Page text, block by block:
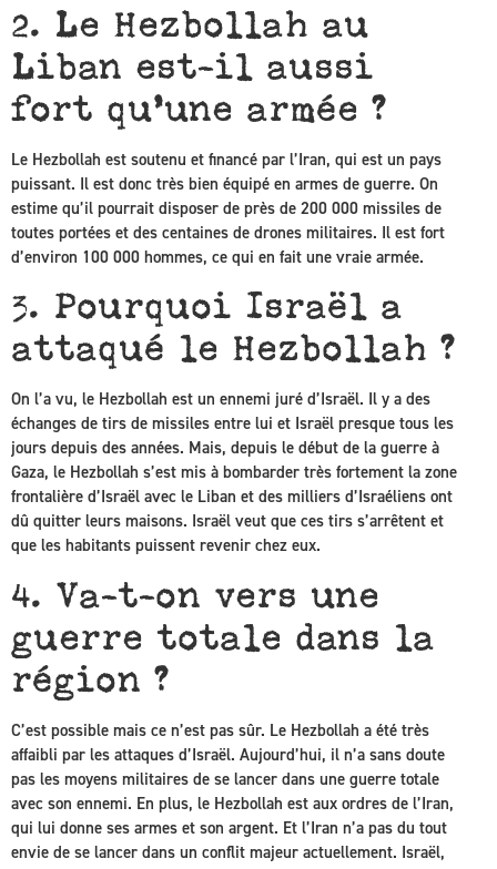
2. Le Hezbollah au
Liban est-il aussi
fort qu’une armée ?
Le Hezbollah est soutenu et financé par l’Iran, qui est un pays
puissant. Il est donc très bien équipé en armes de guerre. On
estime qu’il pourrait disposer de près de 200 000 missiles de
toutes portées et des centaines de drones militaires. Il est fort
d’environ 100 000 hommes, ce qui en fait une vraie armée.
3. Pourquoi Israël a
attaqué le Hezbollah ?
On l’a vu, le Hezbollah est un ennemi juré d’Israël. Il y a des
échanges de tirs de missiles entre lui et Israël presque tous les
jours depuis des années. Mais, depuis le début de la guerre à
Gaza, le Hezbollah s’est mis à bombarder très fortement la zone
frontalière d’Israël avec le Liban et des milliers d’Israéliens ont
dû quitter leurs maisons. Israël veut que ces tirs s’arrêtent et
que les habitants puissent revenir chez eux.
4. Va-t-on vers une
guerre totale dans la
région ?
C’est possible mais ce n’est pas sûr. Le Hezbollah a été très
affaibli par les attaques d’Israël. Aujourd’hui, il n’a sans doute
pas les moyens militaires de se lancer dans une guerre totale
avec son ennemi. En plus, le Hezbollah est aux ordres de l’Iran,
qui lui donne ses armes et son argent. Et l’Iran n’a pas du tout
envie de se lancer dans un conflit majeur actuellement. Israël,